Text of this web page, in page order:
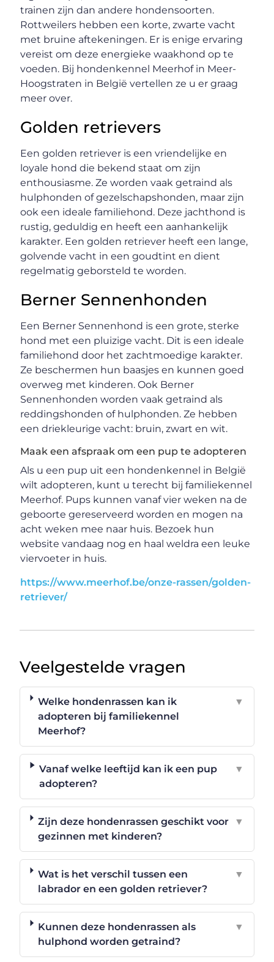
trainen zijn dan andere hondensoorten.
Rottweilers hebben een korte, zwarte vacht
met bruine aftekeningen. Er is enige ervaring
vereist om deze energieke waakhond op te
voeden. Bij hondenkennel Meerhof in Meer-
Hoogstraten in België vertellen ze u er graag
meer over.
Golden retrievers
Een golden retriever is een vriendelijke en
loyale hond die bekend staat om zijn
enthousiasme. Ze worden vaak getraind als
hulphonden of gezelschapshonden, maar zijn
ook een ideale familiehond. Deze jachthond is
rustig, geduldig en heeft een aanhankelijk
karakter. Een golden retriever heeft een lange,
golvende vacht in een goudtint en dient
regelmatig geborsteld te worden.
Berner Sennenhonden
Een Berner Sennenhond is een grote, sterke
hond met een pluizige vacht. Dit is een ideale
familiehond door het zachtmoedige karakter.
Ze beschermen hun baasjes en kunnen goed
overweg met kinderen. Ook Berner
Sennenhonden worden vaak getraind als
reddingshonden of hulphonden. Ze hebben
een driekleurige vacht: bruin, zwart en wit.
Maak een afspraak om een pup te adopteren
Als u een pup uit een hondenkennel in België
wilt adopteren, kunt u terecht bij familiekennel
Meerhof. Pups kunnen vanaf vier weken na de
geboorte gereserveerd worden en mogen na
acht weken mee naar huis. Bezoek hun
website vandaag nog en haal weldra een leuke
viervoeter in huis.
https://www.meerhof.be/onze-rassen/golden-
retriever/
Veelgestelde vragen
Welke hondenrassen kan ik
adopteren bij familiekennel
Meerhof?
▼
Vanaf welke leeftijd kan ik een pup
adopteren?
▼
Zijn deze hondenrassen geschikt voor
gezinnen met kinderen?
▼
Wat is het verschil tussen een
labrador en een golden retriever?
▼
Kunnen deze hondenrassen als
hulphond worden getraind?
▼